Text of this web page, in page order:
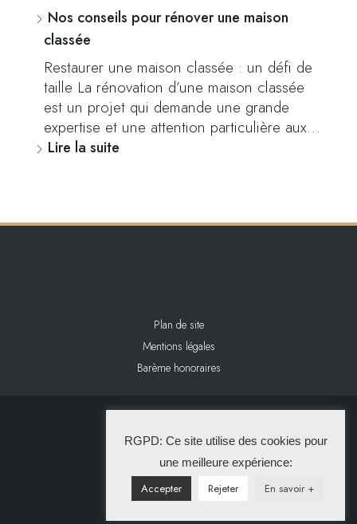
Nos conseils pour rénover une maison
classée
Restaurer une maison classée : un défi de
taille La rénovation d’une maison classée
est un projet qui demande une grande
expertise et une attention particulière aux…
Lire la suite
Plan de site
Mentions légales
Barème honoraires
La Solution Immo
RGPD: Ce site utilise des cookies pour
une meilleure expérience:
Accepter Rejeter En savoir +